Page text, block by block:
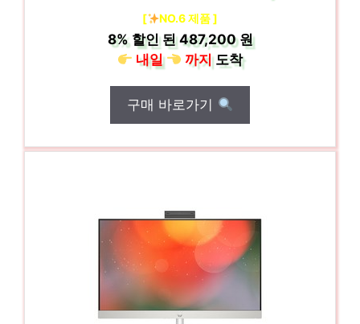
[ NO.6 제품 ]
8%할인 된487,200 원
내일
까지도착
구매 바로가기